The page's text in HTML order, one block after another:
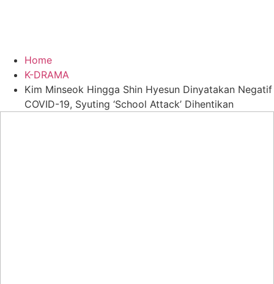
Home
K-DRAMA
Kim Minseok Hingga Shin Hyesun Dinyatakan Negatif
COVID-19, Syuting ‘School Attack’ Dihentikan